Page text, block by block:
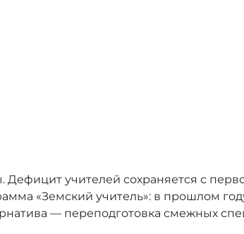
Дефицит учителей сохраняется с
«Земский учитель»: в прошлом
— переподготовка смежных